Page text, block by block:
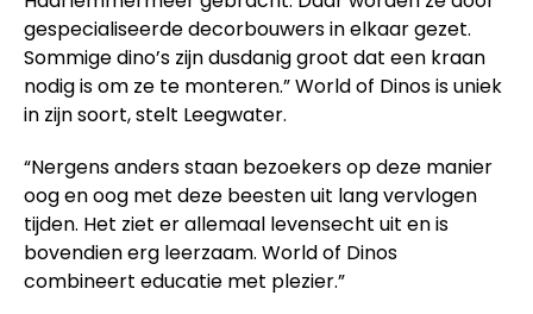
gespecialiseerde decorbouwers in elkaar gezet.
Sommige dino’s zijn dusdanig groot dat een kraan
nodig is om ze te monteren.” World of Dinos is uniek
in zijn soort, stelt Leegwater.
“Nergens anders staan bezoekers op deze manier
oog en oog met deze beesten uit lang vervlogen
tijden. Het ziet er allemaal levensecht uit en is
bovendien erg leerzaam. World of Dinos
combineert educatie met plezier.”